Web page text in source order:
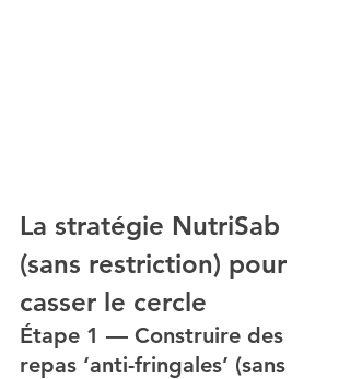
La stratégie NutriSab
(sans restriction) pour
casser le cercle
Étape 1 — Construire des
repas ‘anti-fringales’ (sans